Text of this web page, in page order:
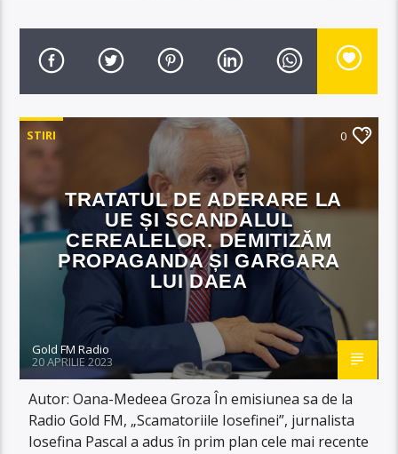
STIRI 0
TRATATUL DE ADERARE LA
UE ȘI SCANDALUL
CEREALELOR. DEMITIZĂM
PROPAGANDA ȘI GARGARA
LUI DAEA
Gold FM Radio
20 APRILIE 2023
Autor: Oana-Medeea Groza În emisiunea sa de la
Radio Gold FM, „Scamatoriile Iosefinei”, jurnalista
Iosefina Pascal a adus în prim plan cele mai recente